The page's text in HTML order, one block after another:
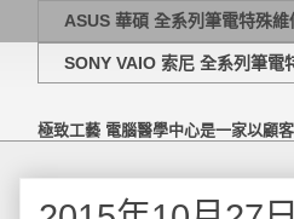
ASUS 華碩 全系列筆電特殊維
SONY VAIO 索尼 全系列筆電
極致工藝 電腦醫學中心是一家以顧